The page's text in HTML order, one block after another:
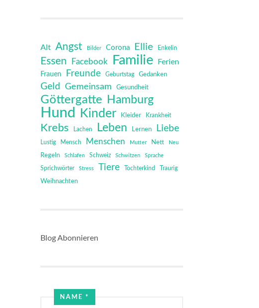
Alt Angst Bilder Corona Ellie Enkelin
Essen Facebook Familie Ferien
Frauen Freunde Geburtstag Gedanken
Geld Gemeinsam Gesundheit
Göttergatte Hamburg
Hund Kinder Kleider Krankheit
Krebs Lachen Leben Lernen Liebe
Lustig Mensch Menschen Mutter Nett Neu
Regeln Schlafen Schweiz Schwitzen Sprache
Sprichwörter Stress Tiere Tochterkind Traurig
Weihnachten
Blog Abonnieren
NameNAME *